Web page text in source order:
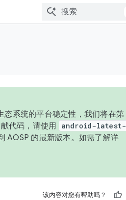
系统的平台稳定性，我们将在第
代码，请使用
android-latest-
AOSP 的最新版本。如需了解详
该内容对您有帮助吗？